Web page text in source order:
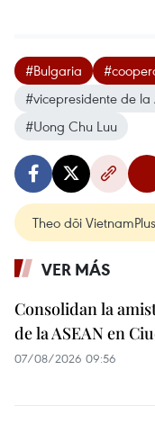
#Bulgaria
#vicepresidente de
#Uong Chu Luu
Theo dõi VietnamPlus
VER MÁS
Consolidan la
de la ASEAN en
07/08/2026 09:56